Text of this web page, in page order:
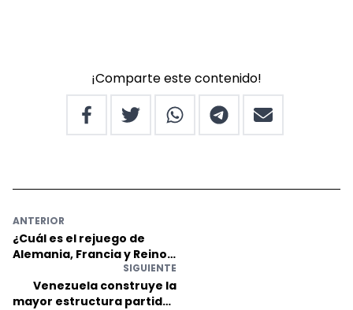
¡Comparte este contenido!
ANTERIOR
¿Cuál es el rejuego de
Alemania, Francia y Reino
Unido en la ONU y en el
OIEA?
SIGUIENTE
Venezuela construye la
mayor estructura partido-